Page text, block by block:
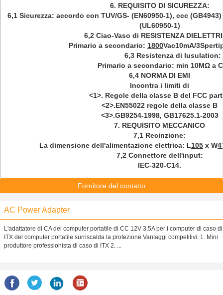
6. REQUISITO DI SICUREZZA:
6,1 Sicurezza: accordo con TUV/GS- (EN60950-1), ccc
(UL60950-1)
6,2 Ciao-Vaso di RESISTENZA
Primario a secondario: 1800Vac10mA/
6,3 Resistenza di Iusulation:
Primario a secondario: min 10MΩ a
6,4 NORMA DI EMI
Incontra i limiti di
<1>. Regole della classe B del FCC
<2>.EN55022 regole della classe B
<3>.GB9254-1998, GB17625.1-2003
7. REQUISITO MECCANICO
7,1 Recinzione:
La dimensione dell'alimentazione elettrica: L105 x W
7,2 Connettore dell'input:
IEC-320-C14.
Fornitore del contatto
AC Power Adapter
L'adattatore di CA del computer portatile di CC 12V 3.5A per i computer di caso di
ITX del computer portatile surriscalda la protezione Vantaggi competitivi: 1. Mini
produttore professionista di caso di ITX 2. ...